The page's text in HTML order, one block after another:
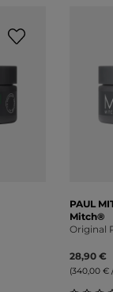
PAUL
Mitch®
Original
28,90 €
(340,00 €